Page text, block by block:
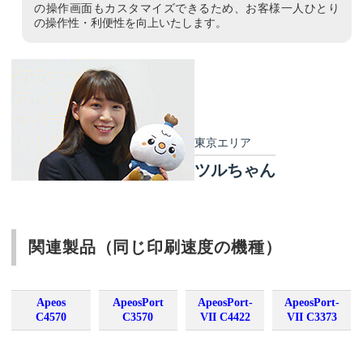
東京エリア
ツルちゃん
の操作画面もカスタマイズできるため、お客様一人ひとり
の操作性・利便性を向上いたします。
関連製品（同じ印刷速度の機種）
Apeos
C4570
ApeosPort
C3570
ApeosPort-
VII C4422
ApeosPort-
VII C3373